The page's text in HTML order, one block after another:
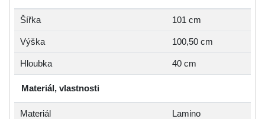
Šířka 101 cm
Výška 100,50 cm
Hloubka 40 cm
Materiál, vlastnosti
Materiál Lamino